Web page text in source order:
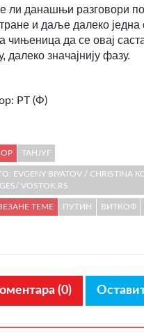
ли данашњи разговори
и даље далеко једна
чињеница да се овај
далеко значајнију фазу.
РТ (Ф)
ТАНЈУГ
EVGENY BIYATOV / CHRISTINA
VOSTOK.RS
ТЕМЕ ПУТИН ВИТКОФ
(0)